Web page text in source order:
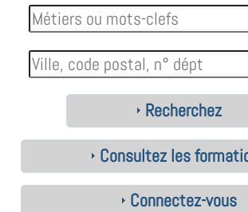
Recherchez
Consultez les
Connectez-vous